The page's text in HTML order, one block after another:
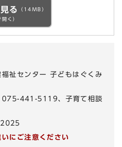
る
（14MB）
く）
祉センター 子どもはぐくみ
075-441-5119、子育て相談
にご注意ください